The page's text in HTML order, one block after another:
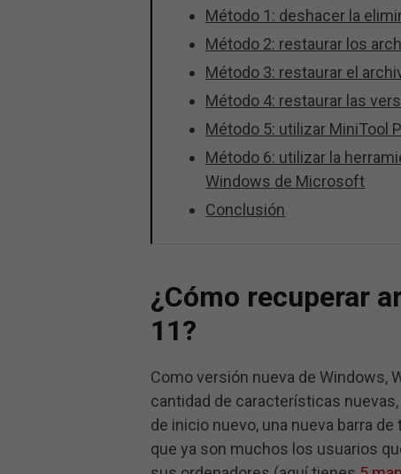
Método 1: deshacer la
Método 2: restaurar los
Método 3: restaurar el
Método 4: restaurar las
Método 5: utilizar MiniTool
Método 6: utilizar la
Windows de Microsoft
Conclusión
¿Cómo recuperar
11?
Como versión nueva de Windows,
cantidad de características
de inicio nuevo, una nueva barra
que ya son muchos los usuarios